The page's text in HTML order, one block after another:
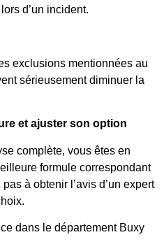
d’un incident.
exclusions mentionnées au
sérieusement diminuer la
et ajuster son option
complète, vous êtes en
formule correspondant
à obtenir l’avis d’un expert
dans le département Buxy